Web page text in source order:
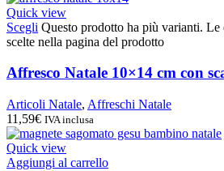
Quick view
Scegli Questo prodotto ha più varianti. Le
scelte nella pagina del prodotto
Affresco Natale 10×14 cm con
Articoli Natale, Affreschi Natale
11,59€ IVA inclusa
Quick view
Aggiungi al carrello